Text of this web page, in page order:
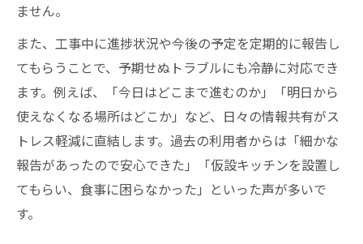
ません。
また、工事中に進捗状況や今後の予定を定期的に報告し
てもらうことで、予期せぬトラブルにも冷静に対応でき
ます。例えば、「今日はどこまで進むのか」「明日から
使えなくなる場所はどこか」など、日々の情報共有がス
トレス軽減に直結します。過去の利用者からは「細かな
報告があったので安心できた」「仮設キッチンを設置し
てもらい、食事に困らなかった」といった声が多いで
す。